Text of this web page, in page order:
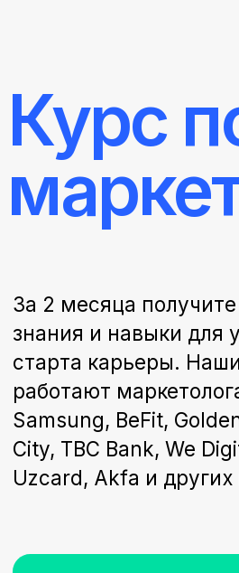
Курс по
За 2 месяца получите
Samsung, BeFit, Golden House,
City, TBC Bank, We Digital,
Uzcard, Akfa и других
Получить скидку
725+